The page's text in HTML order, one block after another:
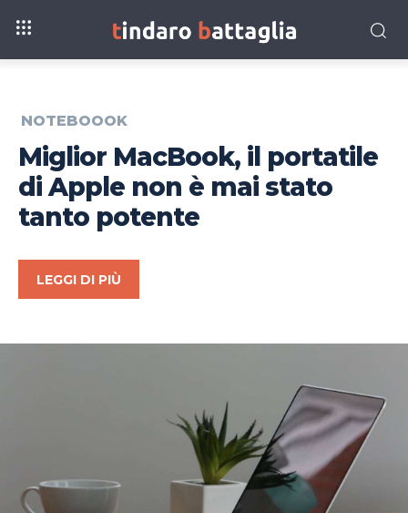
NOTEBOOOK
Miglior MacBook, il portatile
di Apple non è mai stato
tanto potente
LEGGI DI PIÙ